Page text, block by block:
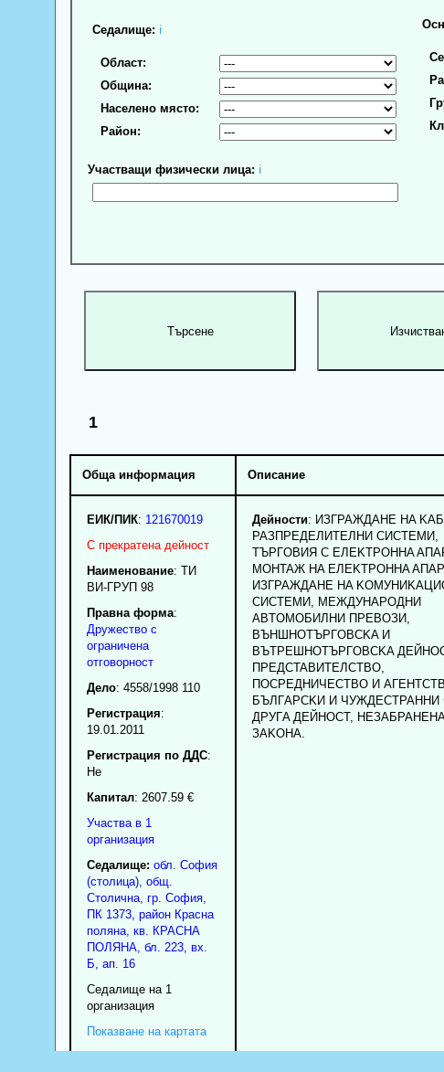
Седалище: ℹ
Област:
Община:
Населено място:
Район:
Участващи физически лица: ℹ
1
Обща информация Описание
ЕИК/ПИК: 121670019
С прекратена дейност
Наименование: ТИ
ВИ-ГРУП 98
Правна форма:
Дружество с
ограничена
отговорност
Дело: 4558/1998 110
Регистрация:
19.01.2011
Регистрация по ДДС:
Нe
Капитал: 2607.59 €
Участва в 1
организация
Седалище: обл. София
(столица), общ.
Столична, гр. София,
ПК 1373, район Красна
поляна, кв. КРАСНА
ПОЛЯНА, бл. 223, вх.
Б, ап. 16
Седалище на 1
организация
Показване на картата
Дейности: ИЗГPAЖДAHE HA
PAЗПPEДEЛИTEЛHИ CИCTEMИ,
TЪPГOBИЯ C EЛEKTPOHHA
MOHTAЖ HA EЛEKTPOHHA
ИЗГPAЖДAHE HA
CИCTEMИ, MEЖДУHAPOДHИ
ABTOMOБИЛHИ ПPEBOЗИ,
BЪHШHOTЪPГOBCKA И
BЪTPEШHOTЪPГOBCKA
ПPEДCTABИTEЛCTBO,
ПOCPEДHИЧECTBO И
БЪЛГAPCKИ И ЧУЖДECTPAHHИ
ДPУГA ДEЙHOCT,
ЗAKOHA.